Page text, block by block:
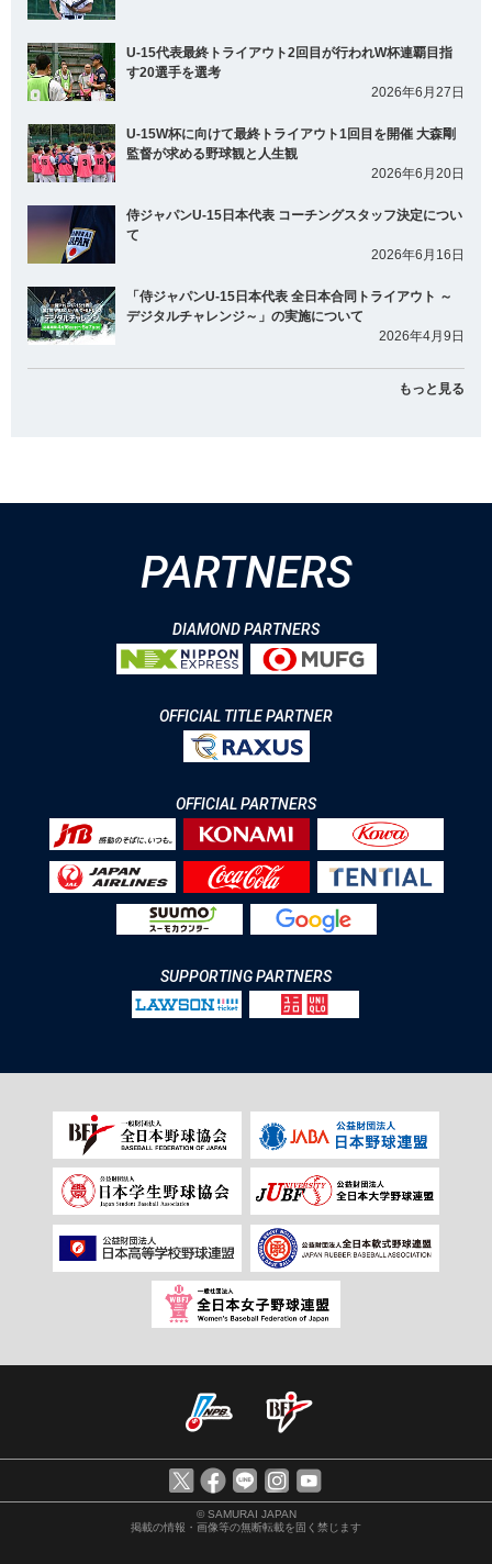
U-15代表最終トライアウト2回目が行われW杯連覇目指
す20選手を選考
2026年6月27日
U-15W杯に向けて最終トライアウト1回目を開催 大森剛
監督が求める野球観と人生観
2026年6月20日
侍ジャパンU-15日本代表 コーチングスタッフ決定につい
て
2026年6月16日
「侍ジャパンU-15日本代表 全日本合同トライアウト ～
デジタルチャレンジ～」の実施について
2026年4月9日
もっと見る
PARTNERS
DIAMOND PARTNERS
OFFICIAL TITLE PARTNER
OFFICIAL PARTNERS
SUPPORTING PARTNERS
© SAMURAI JAPAN
掲載の情報・画像等の無断転載を固く禁じます